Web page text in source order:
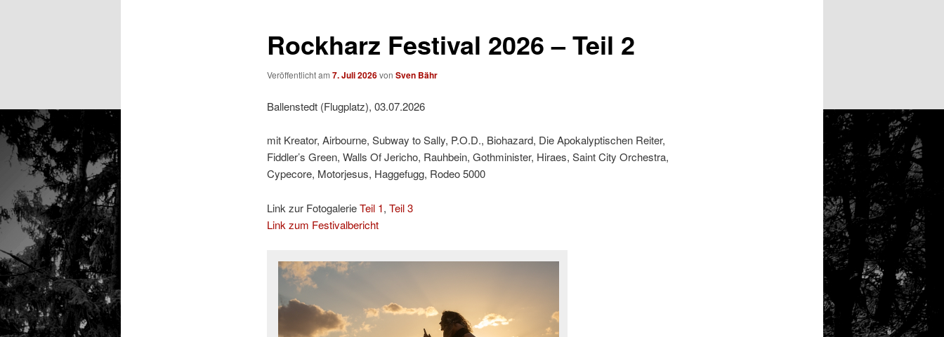
Rockharz Festival 2026 – Teil 2
Veröffentlicht am 7. Juli 2026von Sven Bähr
Ballenstedt (Flugplatz), 03.07.2026
mit Kreator, Airbourne, Subway to Sally, P.O.D., Biohazard, Die Apokalyptischen Reiter,
Fiddler’s Green, Walls Of Jericho, Rauhbein, Gothminister, Hiraes, Saint City Orchestra,
Cypecore, Motorjesus, Haggefugg, Rodeo 5000
Link zur FotogalerieTeil 1, Teil 3
Link zum Festivalbericht